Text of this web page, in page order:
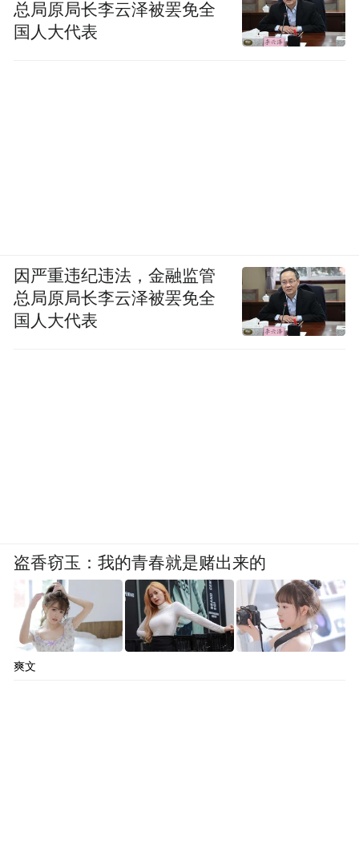
总局原局长李云泽被罢免全
国人大代表
因严重违纪违法，金融监管
总局原局长李云泽被罢免全
国人大代表
盗香窃玉：我的青春就是赌出来的
爽文